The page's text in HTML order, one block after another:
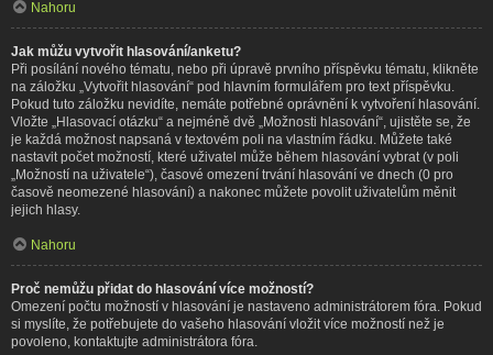
Nahoru
Jak můžu vytvořit hlasování/anketu?
Při posílání nového tématu, nebo při úpravě prvního příspěvku tématu, klikněte
na záložku „Vytvořit hlasování“ pod hlavním formulářem pro text příspěvku.
Pokud tuto záložku nevidíte, nemáte potřebné oprávnění k vytvoření hlasování.
Vložte „Hlasovací otázku“ a nejméně dvě „Možnosti hlasování“, ujistěte se, že
je každá možnost napsaná v textovém poli na vlastním řádku. Můžete také
nastavit počet možností, které uživatel může během hlasování vybrat (v poli
„Možností na uživatele“), časové omezení trvání hlasování ve dnech (0 pro
časově neomezené hlasování) a nakonec můžete povolit uživatelům měnit
jejich hlasy.
Nahoru
Proč nemůžu přidat do hlasování více možností?
Omezení počtu možností v hlasování je nastaveno administrátorem fóra. Pokud
si myslíte, že potřebujete do vašeho hlasování vložit více možností než je
povoleno, kontaktujte administrátora fóra.